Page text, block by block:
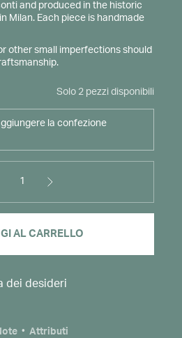
and produced in the historic
Milan. Each piece is handmade
other small imperfections should
Solo 2 pezzi disponibili
la confezione
1
AL CARRELLO
dei desideri
Attributi